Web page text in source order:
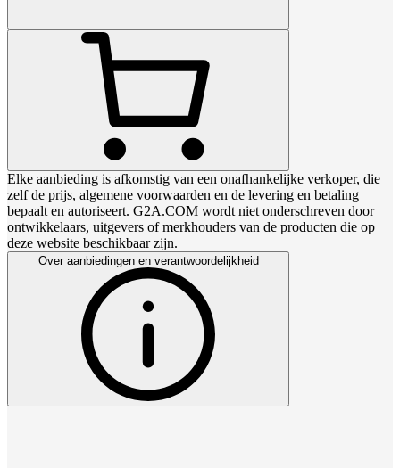
Elke aanbieding is afkomstig van een onafhankelijke verkoper, die
zelf de prijs, algemene voorwaarden en de levering en betaling
bepaalt en autoriseert. G2A.COM wordt niet onderschreven door
ontwikkelaars, uitgevers of merkhouders van de producten die op
deze website beschikbaar zijn.
Over aanbiedingen en verantwoordelijkheid